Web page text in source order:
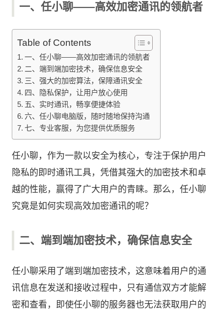
一、任小聊——高效加密通讯的领航者
Table of Contents
一、任小聊——高效加密通讯的领航者
二、端到端加密技术，确保信息安全
三、强大的加密算法，保障通讯安全
四、隐私保护，让用户放心使用
五、实时通讯，畅享便捷体验
六、任小聊电脑版，随时随地保持沟通
七、专业客服，为您提供优质服务
任小聊，作为一款以安全为核心，专注于保护用户
隐私的即时通讯工具，凭借其强大的加密技术和卓
越的性能，赢得了广大用户的青睐。那么，任小聊
究竟是如何实现高效加密通讯的呢？
二、端到端加密技术，确保信息安全
任小聊采用了端到端加密技术，这意味着用户的通
讯信息在发送和接收过程中，只有通信双方才能解
密和查看，即使任小聊的服务器也无法获取用户的